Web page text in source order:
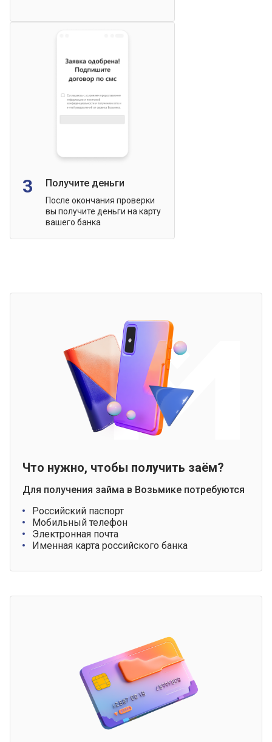
3 Получите деньги
После окончания проверки
вы получите деньги на карту
вашего банка
Что нужно, чтобы получить заём?
Для получения займа в Возьмике потребуются
Российский паспорт
Мобильный телефон
Электронная почта
Именная карта российского банка